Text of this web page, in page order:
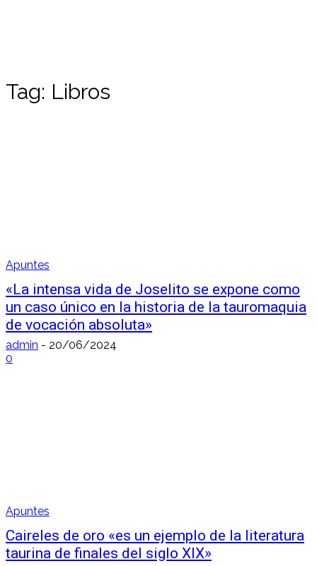
Tag: Libros
Apuntes
«La intensa vida de Joselito se expone como
un caso único en la historia de la tauromaquia
de vocación absoluta»
admin - 20/06/2024
0
Apuntes
Caireles de oro «es un ejemplo de la literatura
taurina de finales del siglo XIX»